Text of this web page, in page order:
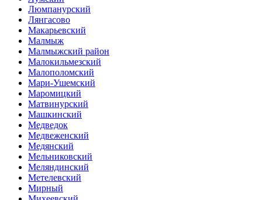
Люмпанурский
Лянгасово
Макарьевский
Малмыж
Малмыжский район
Малокильмезский
Малополомский
Мари-Ушемский
Маромицкий
Матвинурский
Машкинский
Медведок
Медвеженский
Медянский
Мельниковский
Меляндинский
Метелевский
Мирный